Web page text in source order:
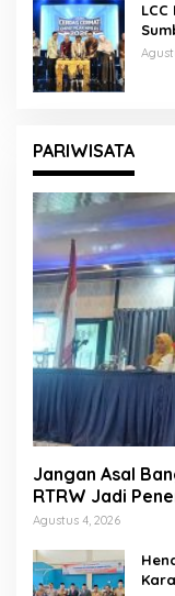
PARIWISATA
Jangan Asal
RTRW Jadi
Agustus 4, 2026